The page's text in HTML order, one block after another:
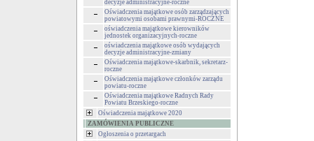
decyzje administracyjne-roczne
Oświadczenia majątkowe osób zarządzających
powiatowymi osobami prawnymi-ROCZNE
oświadczenia majątkowe kierowników
jednostek organizacyjnych-roczne
oświadczenia majątkowe osób wydających
decyzje administracyjne-zmiany
Oświadczenia majątkowe-skarbnik, sekretarz-
roczne
Oświadczenia majątkowe członków zarządu
powiatu-roczne
Oświadczenia majątkowe Radnych Rady
Powiatu Brzeskiego-roczne
Oświadczenia majątkowe 2020
ZAMÓWIENIA PUBLICZNE
Ogłoszenia o przetargach